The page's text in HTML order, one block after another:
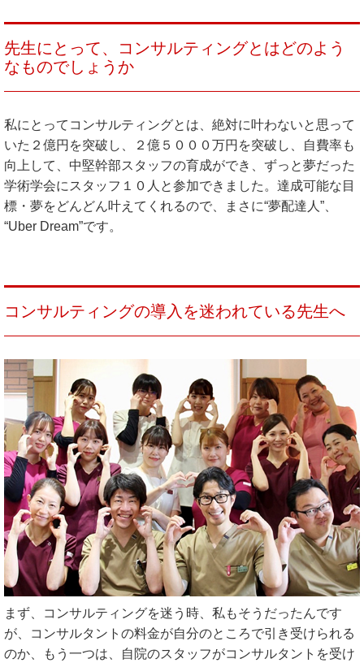
先生にとって、コンサルティングとはどのよう
なものでしょうか
私にとってコンサルティングとは、絶対に叶わないと思って
いた２億円を突破し、２億５０００万円を突破し、自費率も
向上して、中堅幹部スタッフの育成ができ、ずっと夢だった
学術学会にスタッフ１０人と参加できました。達成可能な目
標・夢をどんどん叶えてくれるので、まさに“夢配達人”、
“Uber Dream”です。
コンサルティングの導入を迷われている先生へ
まず、コンサルティングを迷う時、私もそうだったんです
が、コンサルタントの料金が自分のところで引き受けられる
のか、もう一つは、自院のスタッフがコンサルタントを受け